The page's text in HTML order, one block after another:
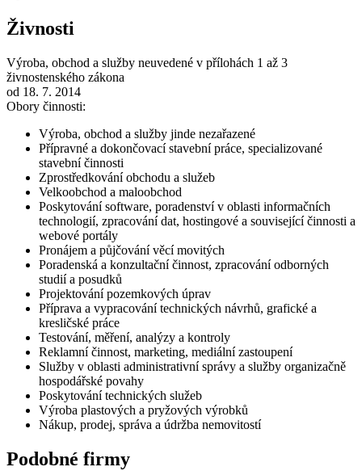
Živnosti
Výroba, obchod a služby neuvedené v přílohách 1 až 3
živnostenského zákona
od 18. 7. 2014
Obory činnosti:
Výroba, obchod a služby jinde nezařazené
Přípravné a dokončovací stavební práce, specializované
stavební činnosti
Zprostředkování obchodu a služeb
Velkoobchod a maloobchod
Poskytování software, poradenství v oblasti informačních
technologií, zpracování dat, hostingové a související činnosti a
webové portály
Pronájem a půjčování věcí movitých
Poradenská a konzultační činnost, zpracování odborných
studií a posudků
Projektování pozemkových úprav
Příprava a vypracování technických návrhů, grafické a
kresličské práce
Testování, měření, analýzy a kontroly
Reklamní činnost, marketing, mediální zastoupení
Služby v oblasti administrativní správy a služby organizačně
hospodářské povahy
Poskytování technických služeb
Výroba plastových a pryžových výrobků
Nákup, prodej, správa a údržba nemovitostí
Podobné firmy